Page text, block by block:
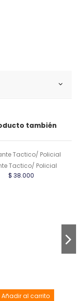
también
Tactico/ Policial
$ 38.000
Añadir al carrito